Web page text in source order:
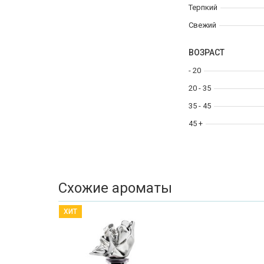
Терпкий
Свежий
ВОЗРАСТ
- 20
20 - 35
35 - 45
45 +
Схожие ароматы
ХИТ